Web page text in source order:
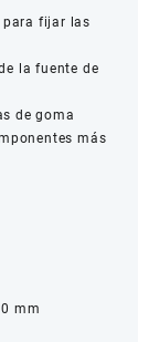
para fijar las
la fuente de
de goma
más
mm